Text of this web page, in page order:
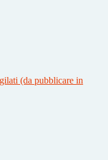
(da pubblicare in